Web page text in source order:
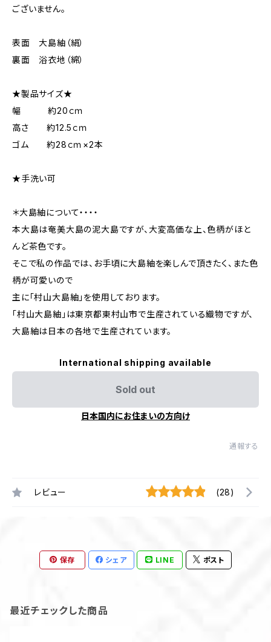
ございません。
表面 大島紬（絹）
裏面 浴衣地（綿）
★製品サイズ★
幅 約20ｃｍ
高さ 約12.5ｃｍ
ゴム 約28ｃｍ×2本
★手洗い可
＊大島紬について・・・・
本大島は奄美大島の泥大島ですが、大変高価な上、色柄がほと
んど茶色です。
そこで私の作品では、お手頃に大島紬を楽しんで頂きたく、また色
柄が可愛いので
主に「村山大島紬」を使用しております。
「村山大島紬」は東京都東村山市で生産されている織物ですが、
大島紬は日本の各地で生産されています。
International shipping available
Sold out
日本国内にお住まいの方向け
通報する
レビュー (28)
保存 シェア LINE ポスト
最近チェックした商品